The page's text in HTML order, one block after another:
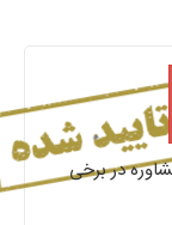
در برخی